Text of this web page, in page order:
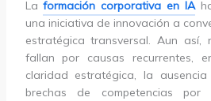
Laformación corporativa en IA
una iniciativa de innovación a
estratégica transversal. Aun así,
fallan por causas recurrentes,
claridad estratégica, la
brechas de competencias por